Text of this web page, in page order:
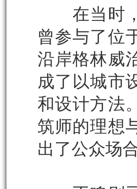
在当时，
曾参与了位
沿岸格林威
成了以城市
和设计方法
筑师的理想
出了公众场